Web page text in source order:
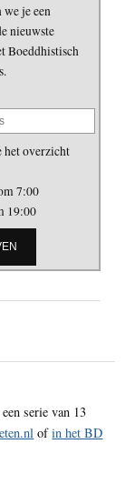
we je een
nieuwste
Boeddhistisch
het overzicht
7:00
19:00
serie van 13
ofin het BD